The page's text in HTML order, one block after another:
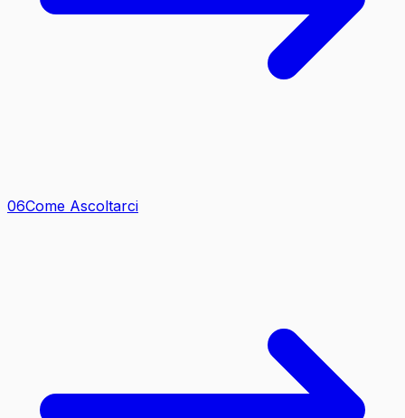
06Come Ascoltarci